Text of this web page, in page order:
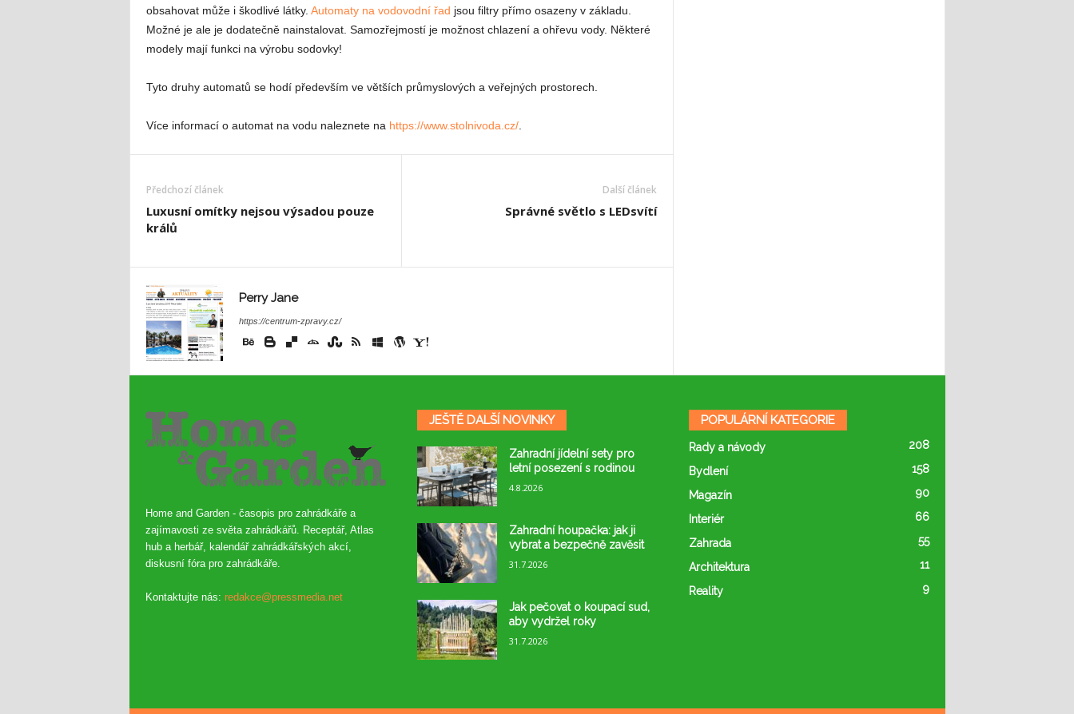
obsahovat může i škodlivé látky. Automaty na vodovodní řad jsou filtry přímo osazeny v základu.
Možné je ale je dodatečně nainstalovat. Samozřejmostí je možnost chlazení a ohřevu vody. Některé
modely mají funkci na výrobu sodovky!
Tyto druhy automatů se hodí především ve větších průmyslových a veřejných prostorech.
Více informací o automat na vodu naleznete na https://www.stolnivoda.cz/.
Předchozí článek
Luxusní omítky nejsou výsadou pouze
králů
Další článek
Správné světlo s LEDsvítí
Perry Jane
https://centrum-zpravy.cz/
Home and Garden - časopis pro zahrádkáře a
zajímavosti ze světa zahrádkářů. Receptář, Atlas
hub a herbář, kalendář zahrádkářských akcí,
diskusní fóra pro zahrádkáře.
Kontaktujte nás: redakce@pressmedia.net
JEŠTĚ DALŠÍ NOVINKY
Zahradní jídelní sety pro
letní posezení s rodinou
4.8.2026
Zahradní houpačka: jak ji
vybrat a bezpečně zavěsit
31.7.2026
Jak pečovat o koupací sud,
aby vydržel roky
31.7.2026
POPULÁRNÍ KATEGORIE
Rady a návody 208
Bydlení 158
Magazín 90
Interiér 66
Zahrada 55
Architektura 11
Reality 9